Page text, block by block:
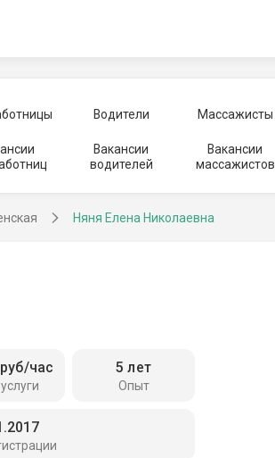
Водители Массажисты
Вакансии
водителей
Вакансии
массажистов
Няня Елена Николаевна
час
Опыт
5 лет